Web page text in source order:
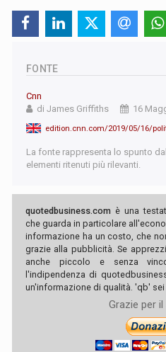
FONTE
Cnn
di James Griffiths
16
La fonte rappresenta lo spunto
elementi ritenuti più rilevanti.
quotedbusiness.com è una
che guarda in particolare
informazione ha un costo, che
grazie alla pubblicità. Se
anche piccolo e senza
l'indipendenza di
un'informazione di qualità. 'qb' sei
Grazie per